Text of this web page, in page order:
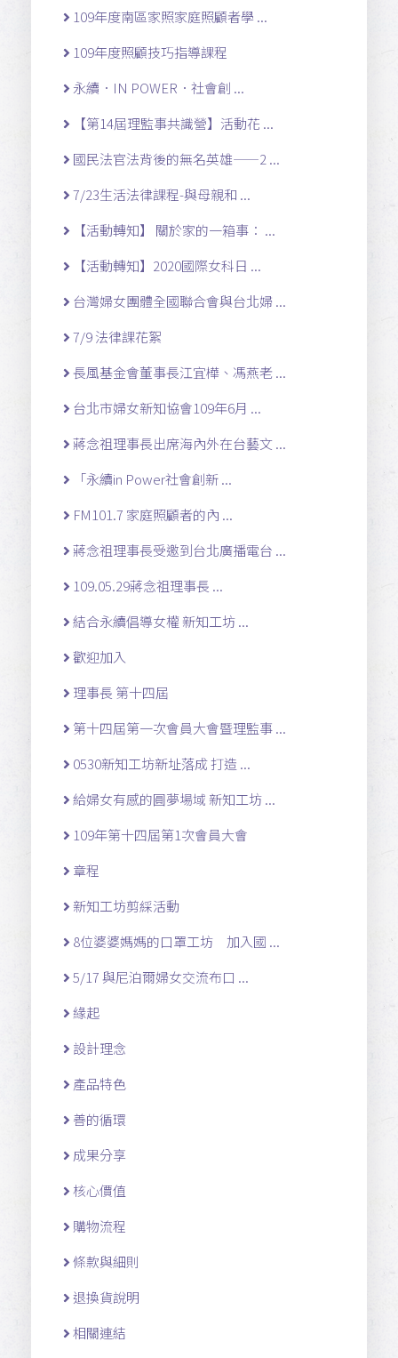
109年度南區家照家庭照顧者學 ...
109年度照顧技巧指導課程
永續．IN POWER．社會創 ...
【第14屆理監事共識營】活動花 ...
國民法官法背後的無名英雄——2 ...
7/23生活法律課程-與母親和 ...
【活動轉知】 關於家的一箱事： ...
【活動轉知】2020國際女科日 ...
台灣婦女團體全國聯合會與台北婦 ...
7/9 法律課花絮
長風基金會董事長江宜樺、馮燕老 ...
台北市婦女新知協會109年6月 ...
蔣念祖理事長出席海內外在台藝文 ...
「永續in Power社會創新 ...
FM101.7 家庭照顧者的內 ...
蔣念祖理事長受邀到台北廣播電台 ...
109.05.29蔣念祖理事長 ...
結合永續倡導女權 新知工坊 ...
歡迎加入
理事長 第十四屆
第十四屆第一次會員大會暨理監事 ...
0530新知工坊新址落成 打造 ...
給婦女有感的圓夢場域 新知工坊 ...
109年第十四屆第1次會員大會
章程
新知工坊剪綵活動
8位婆婆媽媽的口罩工坊 加入國 ...
5/17 與尼泊爾婦女交流布口 ...
緣起
設計理念
產品特色
善的循環
成果分享
核心價值
購物流程
條款與細則
退換貨說明
相關連結